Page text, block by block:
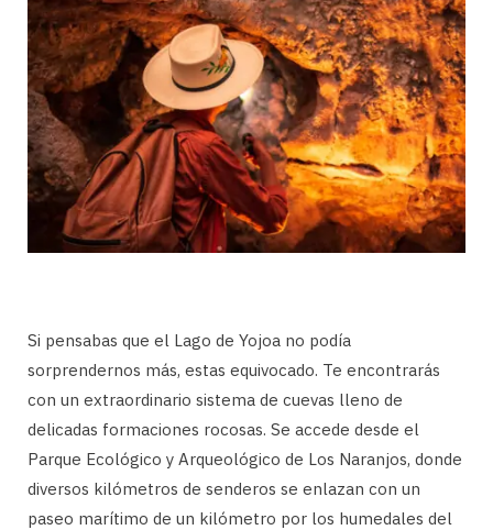
Si pensabas que el Lago de Yojoa no podía
sorprendernos más, estas equivocado. Te encontrarás
con un extraordinario sistema de cuevas lleno de
delicadas formaciones rocosas. Se accede desde el
Parque Ecológico y Arqueológico de Los Naranjos, donde
diversos kilómetros de senderos se enlazan con un
paseo marítimo de un kilómetro por los humedales del